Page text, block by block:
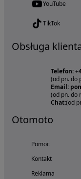
YouTube
TikTok
Obsługa
Telefon:
(od pn. do
Email:
(od pn. do
Chat:(od
Otomoto
Pomoc
Kontakt
Reklama